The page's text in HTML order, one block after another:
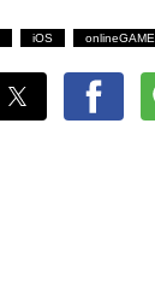
iOS onlineGAME